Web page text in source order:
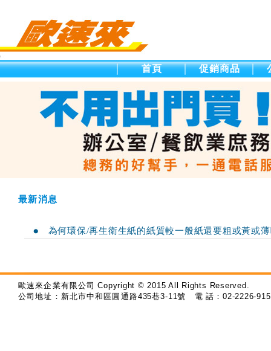
首頁 促銷商品
最新消息
為何環保/再生衛生紙的紙質較一般紙還要粗或黃或
歐速來企業有限公司Copyright © 2015 All Rights Reserved.
公司地址：新北市中和區圓通路435巷3-11號 電 話：02-2226-